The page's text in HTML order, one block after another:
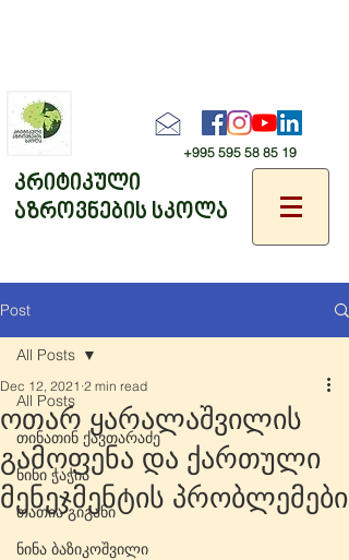
+995 595 58 85 19
კრიტიკული
აზროვნების სკოლა
Post
All Posts
თინათინ ქავთარაძე
ნინი ჭაჭია
თათია გიგანი
ნინა ბაზიკოშვილი
All Posts
ოთარ ყარალაშვილის
გამოფენა და ქართული
მენეჯმენტის პრობლემები
Dec 12, 2021 2 min read